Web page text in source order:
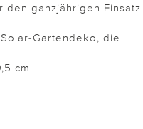
den ganzjährigen Einsatz
Gartendeko, die
cm.